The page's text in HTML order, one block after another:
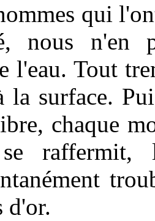
qui
nous n'en
l'eau. Tout
la surface.
chaque
raffermit,
d'or.